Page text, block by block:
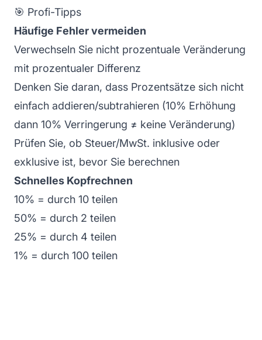
🎯 Profi-Tipps
Häufige Fehler vermeiden
Verwechseln Sie nicht prozentuale Veränderung
mit prozentualer Differenz
Denken Sie daran, dass Prozentsätze sich nicht
einfach addieren/subtrahieren (10% Erhöhung
dann 10% Verringerung ≠ keine Veränderung)
Prüfen Sie, ob Steuer/MwSt. inklusive oder
exklusive ist, bevor Sie berechnen
Schnelles Kopfrechnen
10% = durch 10 teilen
50% = durch 2 teilen
25% = durch 4 teilen
1% = durch 100 teilen